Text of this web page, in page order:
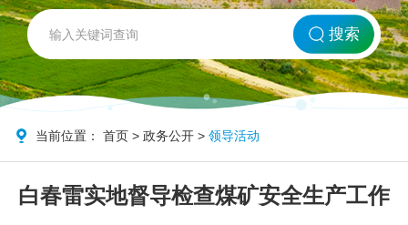
网站首页
北方海南
政务要闻
党务公开
搜索
当前位置：首页 >政务公开 >领导活动
白春雷实地督导检查煤矿安全生产工作